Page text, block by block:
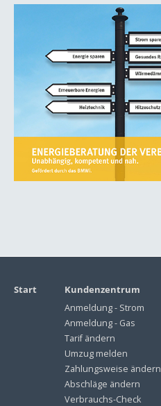
Start
Kundenzentrum
Anmeldung - Strom
Anmeldung - Gas
Tarif ändern
Umzug melden
Zahlungsweise ändern
Abschläge ändern
Verbrauchs-Check